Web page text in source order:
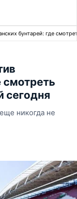
бунтарей: где
смотреть
сегодня
никогда не